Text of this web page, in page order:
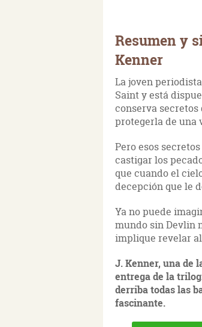
Resumen y
Kenner
La joven
Saint y está
conserva secretos
protegerla de una
Pero esos
castigar los
que cuando el
decepción que le
Ya no puede
mundo sin Devlin
implique revelar
J. Kenner, una de
entrega de la
derriba todas las
fascinante.